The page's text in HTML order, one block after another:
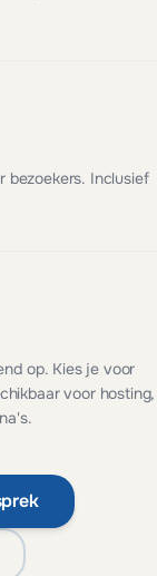
bezoekers. Inclusief
op. Kies je voor
voor hosting,